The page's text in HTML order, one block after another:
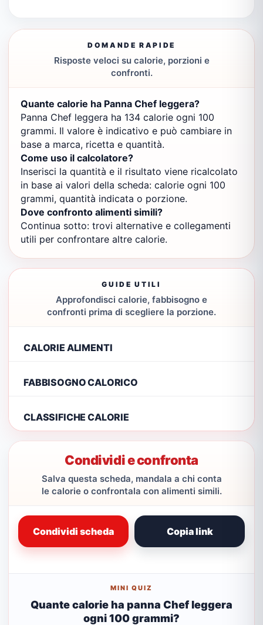
DOMANDE RAPIDE
Risposte veloci su calorie, porzioni e
confronti.
Quante calorie ha Panna Chef leggera?
Panna Chef leggera ha 134 calorie ogni 100
grammi. Il valore è indicativo e può cambiare in
base a marca, ricetta e quantità.
Come uso il calcolatore?
Inserisci la quantità e il risultato viene ricalcolato
in base ai valori della scheda: calorie ogni 100
grammi, quantità indicata o porzione.
Dove confronto alimenti simili?
Continua sotto: trovi alternative e collegamenti
utili per confrontare altre calorie.
GUIDE UTILI
Approfondisci calorie, fabbisogno e
confronti prima di scegliere la porzione.
CALORIE ALIMENTI
FABBISOGNO CALORICO
CLASSIFICHE CALORIE
Condividi e confronta
Salva questa scheda, mandala a chi conta
le calorie o confrontala con alimenti simili.
Condividi scheda Copia link
MINI QUIZ
Quante calorie ha panna Chef leggera
ogni 100 grammi?